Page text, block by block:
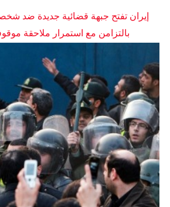
إيران تفتح جبهة قضائية جديدة ضد
بالتزامن مع استمرار ملاحقة